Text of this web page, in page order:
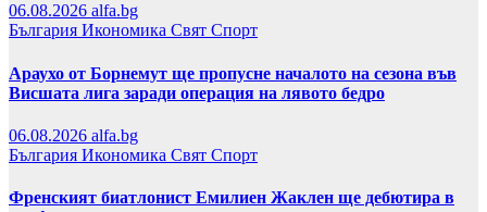
06.08.2026 alfa.bg
България Икономика Свят Спорт
Араухо от Борнемут ще пропусне началото на сезона във
Висшата лига заради операция на лявото бедро
06.08.2026 alfa.bg
България Икономика Свят Спорт
Френският биатлонист Емилиен Жаклен ще дебютира в